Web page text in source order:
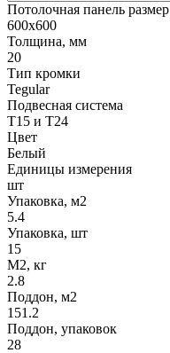
Потолочная панель размер
600х600
Толщина, мм
20
Тип кромки
Tegular
Подвесная система
Т15 и Т24
Цвет
Белый
Единицы измерения
шт
Упаковка, м2
5.4
Упаковка, шт
15
М2, кг
2.8
Поддон, м2
151.2
Поддон, упаковок
28